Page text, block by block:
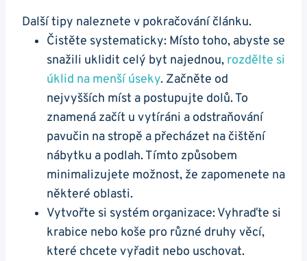
Další tipy naleznete v pokračování článku.
Čistěte systematicky: Místo toho, abyste se
snažili uklidit celý byt najednou, rozdělte si
úklid na menší úseky. Začněte od
nejvyšších míst a postupujte dolů. To
znamená začít u vytíráni a odstraňování
pavučin na stropě a přecházet na čištění
nábytku a podlah. Tímto způsobem
minimalizujete možnost, že zapomenete na
některé oblasti.
Vytvořte si systém organizace: Vyhraďte si
krabice nebo koše pro různé druhy věcí,
které chcete vyřadit nebo uschovat.